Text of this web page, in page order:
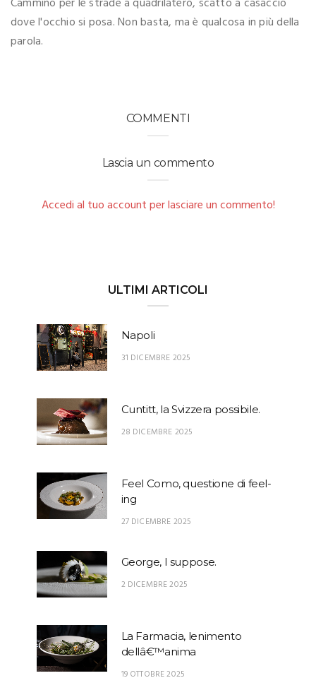
Cammino per le strade a quadrilatero, scatto a casaccio
dove l'occhio si posa. Non basta, ma è qualcosa in più della
parola.
COMMENTI
Lascia un commento
Accedi al tuo account per lasciare un commento!
ULTIMI ARTICOLI
Napoli
31 DICEMBRE 2025
Cuntitt, la Svizzera possibile.
28 DICEMBRE 2025
Feel Como, questione di feel-
ing
27 DICEMBRE 2025
George, I suppose.
2 DICEMBRE 2025
La Farmacia, lenimento
dellâ€™anima
19 OTTOBRE 2025